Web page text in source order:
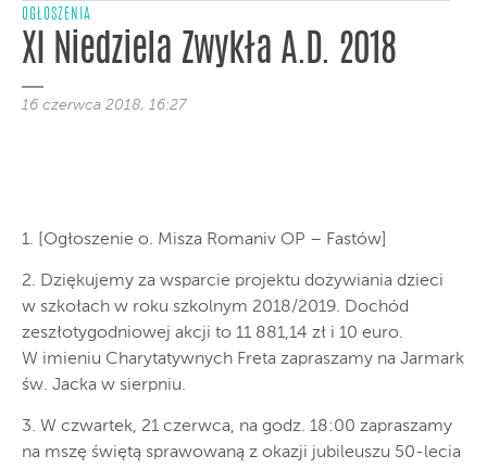
OGŁOSZENIA
XI Niedziela Zwykła A.D. 2018
16 czerwca 2018, 16:27
1. [Ogłoszenie o. Misza Romaniv OP – Fastów]
2. Dziękujemy za wsparcie projektu dożywiania dzieci
w szkołach w roku szkolnym 2018/2019. Dochód
zeszłotygodniowej akcji to 11 881,14 zł i 10 euro.
W imieniu Charytatywnych Freta zapraszamy na Jarmark
św. Jacka w sierpniu.
3. W czwartek, 21 czerwca, na godz. 18:00 zapraszamy
na mszę świętą sprawowaną z okazji jubileuszu 50-lecia